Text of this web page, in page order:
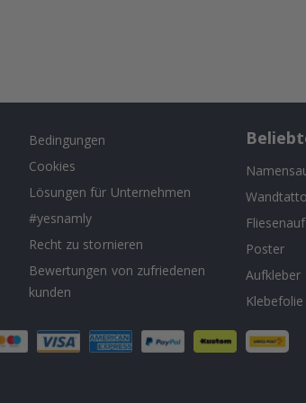
Bedingungen
Cookies
Lösungen für Unternehmen
#yesnamly
Recht zu stornieren
Bewertungen von zufriedenen
kunden
Poster
Aufkleber
Klebefolie